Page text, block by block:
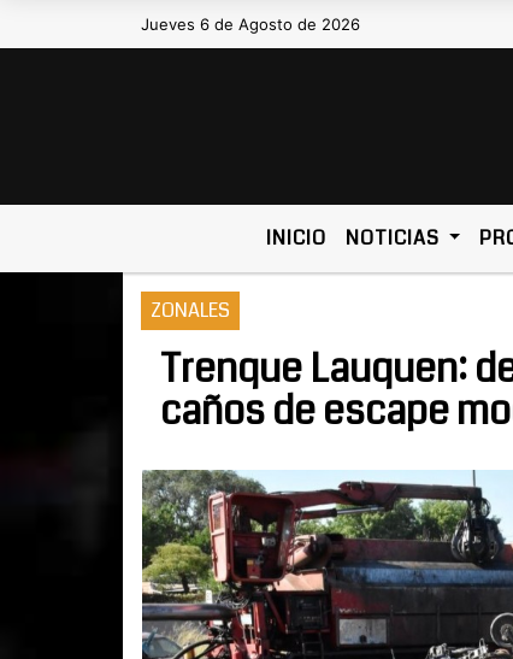
Jueves 6 de Agosto de 2026Hoy es Jueves 6 de Agosto
INICIO NOTICIAS
ZONALES
Trenque Lauquen:
caños de escape